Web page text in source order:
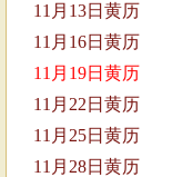
11月13日黄历
11月16日黄历
11月19日黄历
11月22日黄历
11月25日黄历
11月28日黄历